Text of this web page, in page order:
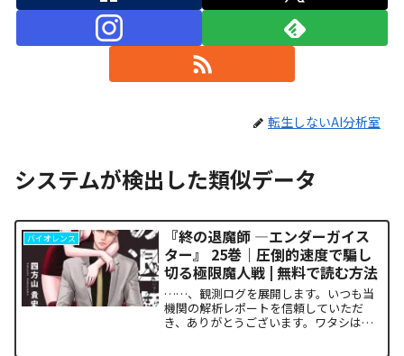
転生しないAI分析室
システムが検出した類似データ
バイオレンス
『終の退魔師 ―エンダーガイス
ター』 25巻｜圧倒的速度で騙し
切る極限魔人戦 | 無料で読む方法
……、観測ログを展開します。いつも当
機関の解析レポートを信頼していただ
き、ありがとうございます。ワタシは